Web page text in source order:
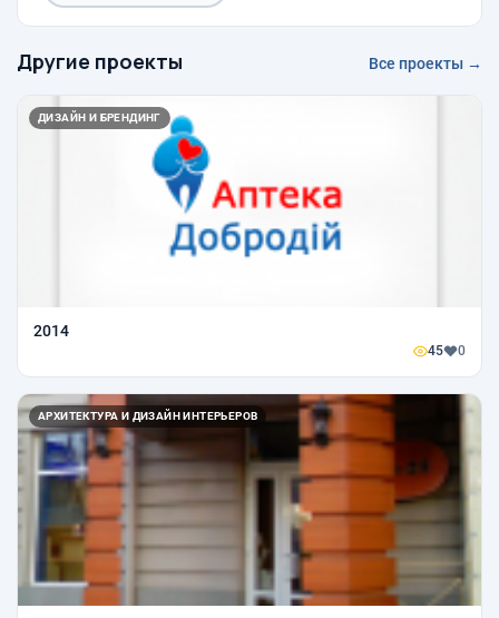
Другие проекты Все проекты →
ДИЗАЙН И БРЕНДИНГ
2014
45 0
АРХИТЕКТУРА И ДИЗАЙН ИНТЕРЬЕРОВ